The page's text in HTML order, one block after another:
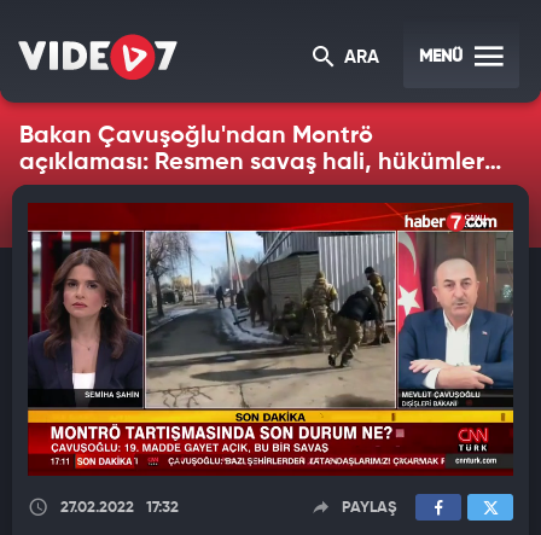
ARA MENÜ
Bakan Çavuşoğlu'ndan Montrö
açıklaması: Resmen savaş hali, hükümler
uygulanacak!
27.02.2022 17:32 PAYLAŞ